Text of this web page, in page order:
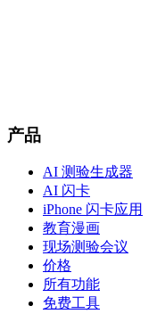
产品
AI 测验生成器
AI 闪卡
iPhone 闪卡应用
教育漫画
现场测验会议
价格
所有功能
免费工具